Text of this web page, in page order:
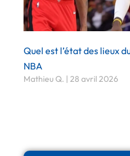
Quel est l’état des lieux
NBA
Mathieu Q. 28 avril 2026